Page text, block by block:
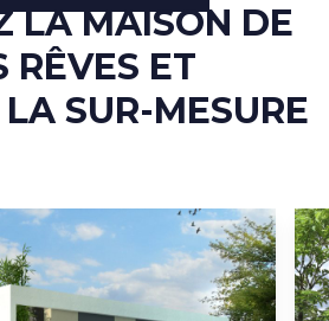
LA MAISON DE
RÊVES ET
SUR-MESURE